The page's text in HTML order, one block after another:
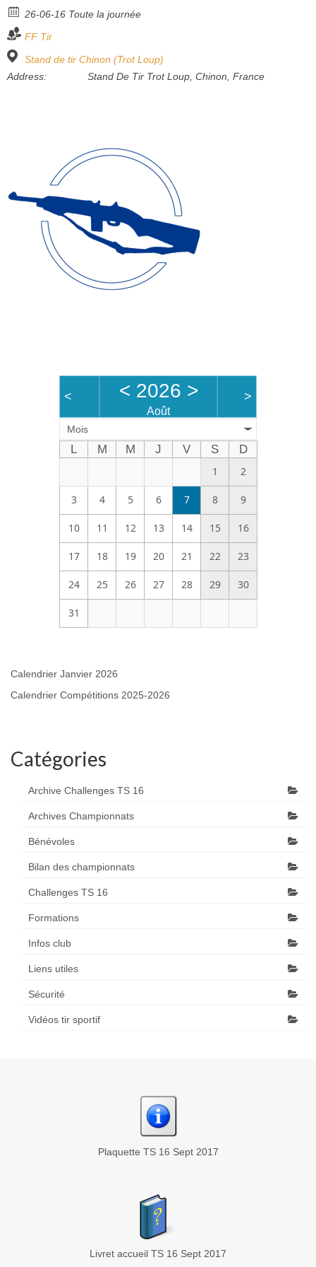
Bénévoles
Vidéos
Boutique
26-06-16 Toute la journée
FF Tir
Stand de tir Chinon (Trot Loup)
Address:
Stand De Tir Trot Loup, Chinon, France
< < 2026 >
Août
>
Mois
L M M J V S
D
1
2
3 4 5 6 7 8 9
10 11 12 13 14 15 16
17 18 19 20 21 22 23
24 25 26 27 28 29 30
31
Calendrier Janvier 2026
Calendrier Compétitions 2025-2026
Catégories
Archive Challenges TS 16
Archives Championnats
Bénévoles
Bilan des championnats
Challenges TS 16
Formations
Infos club
Liens utiles
Sécurité
Vidéos tir sportif
Plaquette TS 16 Sept 2017
Livret accueil TS 16 Sept 2017